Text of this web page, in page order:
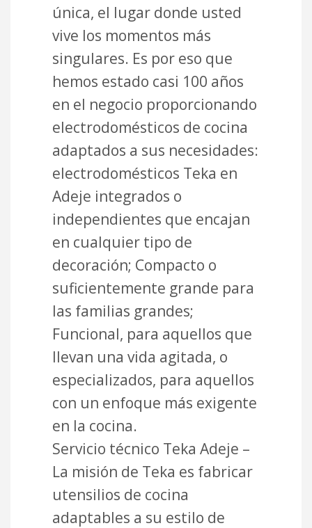
única, el lugar donde usted
vive los momentos más
singulares. Es por eso que
hemos estado casi 100 años
en el negocio proporcionando
electrodomésticos de cocina
adaptados a sus necesidades:
electrodomésticos Teka en
Adeje integrados o
independientes que encajan
en cualquier tipo de
decoración; Compacto o
suficientemente grande para
las familias grandes;
Funcional, para aquellos que
llevan una vida agitada, o
especializados, para aquellos
con un enfoque más exigente
en la cocina.
Servicio técnico Teka Adeje –
La misión de Teka es fabricar
utensilios de cocina
adaptables a su estilo de